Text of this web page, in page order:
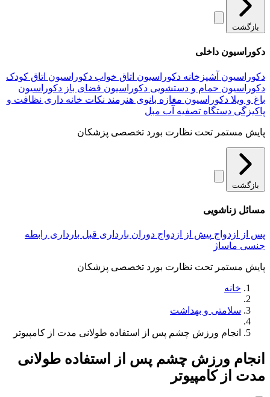
بازگشت
دکوراسیون داخلی
دکوراسیون آشپزخانه دکوراسیون اتاق خواب دکوراسیون اتاق کودک
دکوراسیون حمام و دستشویی دکوراسیون فضای باز دکوراسیون
باغ و ویلا دکوراسیون مغازه بانوی هنرمند نکات خانه داری نظافت و
پاکیزگی دستگاه تصفیه آب مبل
پایش مستمر تحت نظارت بورد تخصصی پزشکان
بازگشت
مسائل زناشویی
پس از ازدواج پیش از ازدواج دوران بارداری قبل بارداری رابطه
جنسی ماساژ
پایش مستمر تحت نظارت بورد تخصصی پزشکان
خانه
سلامتی و بهداشت
انجام ورزش چشم پس از استفاده طولانی مدت از کامپیوتر
انجام ورزش چشم پس از استفاده طولانی
مدت از کامپیوتر